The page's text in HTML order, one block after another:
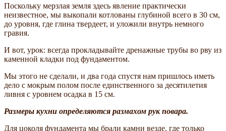
Поскольку мерзлая земля здесь явление практически
неизвестное, мы выкопали котлованы глубиной всего в 30 см,
до уровня, где глина твердеет, и уложили внутрь немного
гравия.
И вот, урок: всегда прокладывайте дренажные трубы во рву из
каменной кладки под фундаментом.
Мы этого не сделали, и два года спустя нам пришлось иметь
дело с мокрым полом после единственного за десятилетия
ливня с уровнем осадка в 15 см.
Размеры кухни определяются размахом рук повара.
Для цоколя фундамента мы брали камни везде, где только